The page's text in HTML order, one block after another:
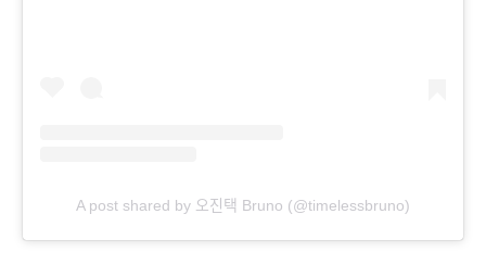
A post shared by 오진택 Bruno (@timelessbruno)